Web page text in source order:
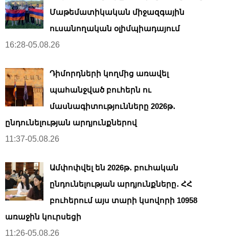
Մաթեմատիկական միջազգային
ուսանողական օլիմպիադայում
16:28-05.08.26
Դիմորդների կողմից առավել
պահանջված բուհերն ու
մասնագիտությունները 2026թ․
ընդունելության արդյունքներով
11:37-05.08.26
Ամփոփվել են 2026թ․ բուհական
ընդունելության արդյունքները․ ՀՀ
բուհերում այս տարի կսովորի 10958
առաջին կուրսեցի
11:26-05.08.26